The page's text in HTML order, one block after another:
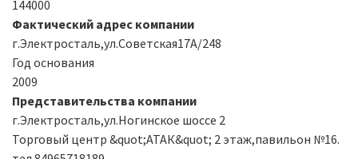
144000
Фактический адрес компании
г.Электросталь,ул.Советская17А/248
Год основания
2009
Представительства компании
г.Электросталь,ул.Ногинское шоссе 2
Торговый центр &quot;АТАК&quot; 2 этаж,павильон №16.